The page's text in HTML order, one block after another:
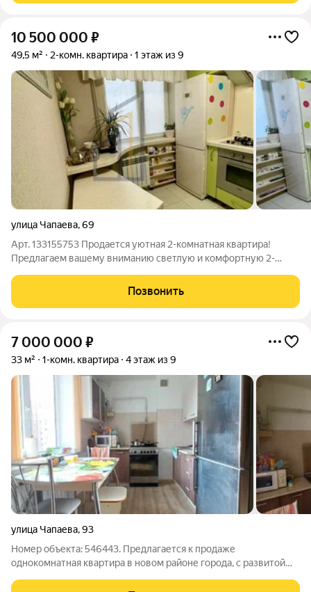
10 500 000 ₽
49,5 м² 2-комн. квартира 1 этаж из 9
улица Чапаева,69
Арт. 133155753 Продается уютная 2-комнатная квартира!
Предлагаем вашему вниманию светлую и комфортную 2-
города. Квартира полностью готова к проживанию: выполнен
качественный ремонт, и она
Позвонить
7 000 000 ₽
33 м² 1-комн. квартира 4 этаж из 9
улица Чапаева,93
Номер объекта: 546443. Предлагается к продаже
однокомнатная квартира в новом районе города, с развитой